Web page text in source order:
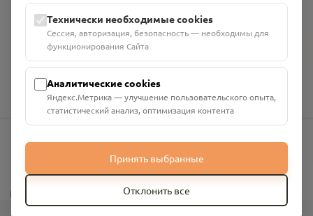
ИНН: 6700029207 ОГРН: 1256700001986
Юридический адрес: 216790, Смоленская область, р-н
Руднянский, г. Рудня, улица Западная, д. 26А, пом. 18
Номер счёта: 40702810901130004287 в АО "АЛЬФА-БАНК"
Кор. счёт: 30101810200000000593
info@pomnim.online
Технически необходимые cookies
Сессия, авторизация, безопасность — необходимы для
функционирования Сайта
Аналитические cookies
Яндекс.Метрика — улучшение пользовательского опыта,
статистический анализ, оптимизация контента
Принять выбранные
Отклонить все